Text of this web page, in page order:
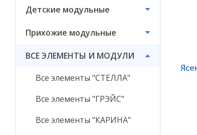
ВСЕ ЭЛЕМЕНТЫ И
МОДУЛИ
Детские модульные
Прихожие модульные
ВСЕ ЭЛЕМЕНТЫ И МОДУЛИ
Все элементы "СТЕЛЛА"
Все элементы "ГРЭЙС"
Все элементы "КАРИНА"